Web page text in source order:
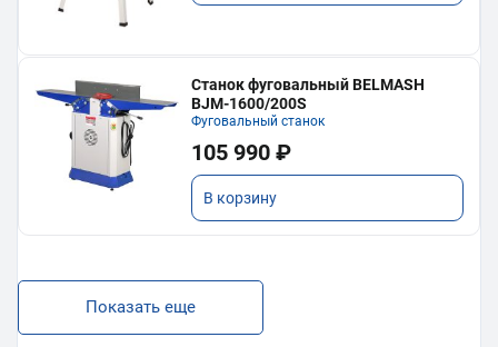
Станок фуговальный BELMASH
BJM-1600/200S
Фуговальный станок
105 990 ₽
В корзину
Показать еще